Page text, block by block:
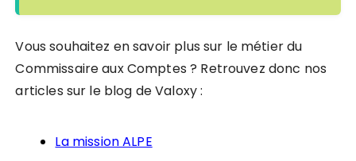
Vous souhaitez en savoir plus sur le métier du
Commissaire aux Comptes ? Retrouvez donc nos
articles sur le blog de Valoxy :
La mission ALPE